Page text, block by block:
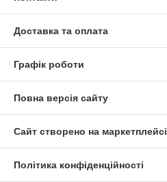
Доставка та оплата
Графік роботи
Повна версія сайту
Сайт створено на маркетплейсі
Політика конфіденційності